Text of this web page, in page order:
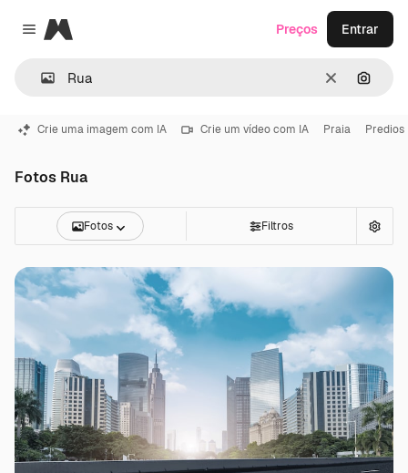
Close menu
Magnific
Limpar
Preços Entrar
Crie uma imagem com IA Crie um vídeo com IA Praia Predios
Fotos Rua
Fotos Filtros